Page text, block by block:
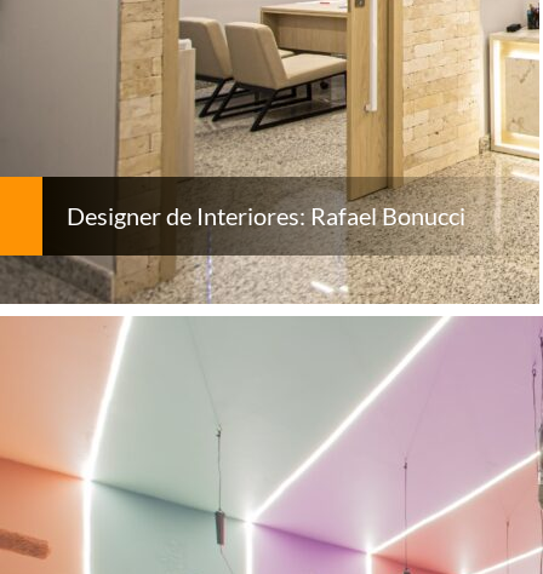
Designer de Interiores: Rafael Bonucci